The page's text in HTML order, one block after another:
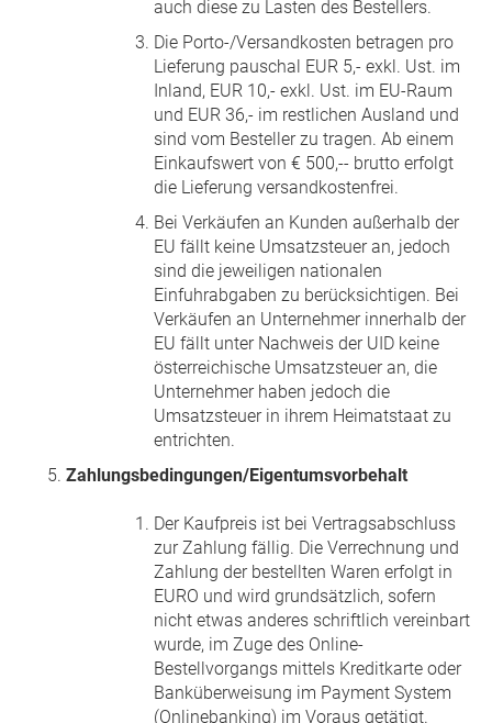
auch diese zu Lasten des Bestellers.
Die Porto-/Versandkosten betragen pro
Lieferung pauschal EUR 5,- exkl. Ust. im
Inland, EUR 10,- exkl. Ust. im EU-Raum
und EUR 36,- im restlichen Ausland und
sind vom Besteller zu tragen. Ab einem
Einkaufswert von € 500,-- brutto erfolgt
die Lieferung versandkostenfrei.
Bei Verkäufen an Kunden außerhalb der
EU fällt keine Umsatzsteuer an, jedoch
sind die jeweiligen nationalen
Einfuhrabgaben zu berücksichtigen. Bei
Verkäufen an Unternehmer innerhalb der
EU fällt unter Nachweis der UID keine
österreichische Umsatzsteuer an, die
Unternehmer haben jedoch die
Umsatzsteuer in ihrem Heimatstaat zu
entrichten.
Zahlungsbedingungen/Eigentumsvorbehalt
Der Kaufpreis ist bei Vertragsabschluss
zur Zahlung fällig. Die Verrechnung und
Zahlung der bestellten Waren erfolgt in
EURO und wird grundsätzlich, sofern
nicht etwas anderes schriftlich vereinbart
wurde, im Zuge des Online-
Bestellvorgangs mittels Kreditkarte oder
Banküberweisung im Payment System
(Onlinebanking) im Voraus getätigt.